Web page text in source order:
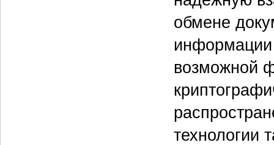
обмене
информации
возможной
технологии